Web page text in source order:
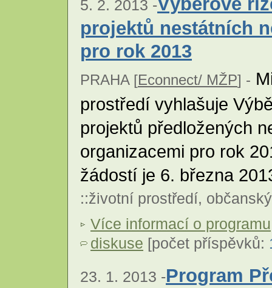
5. 2. 2013 -
projektů nestátních
pro rok 2013
PRAHA [Econnect/ MŽP] -
prostředí vyhlašuje
projektů předložených
organizacemi pro rok
žádostí je 6. března
::životní prostředí,
Více informací o programu
diskuse [počet příspěvků:
23. 1. 2013 -Program